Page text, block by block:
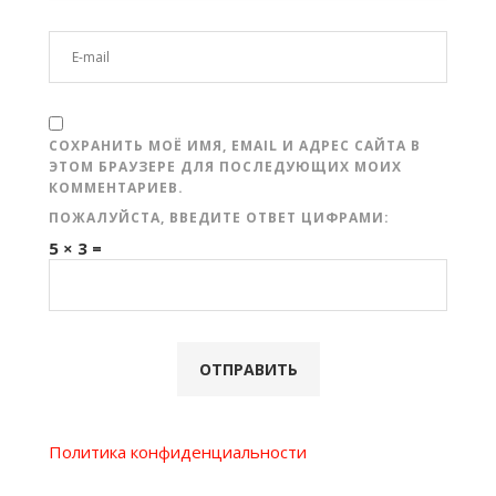
СОХРАНИТЬ МОЁ ИМЯ, EMAIL И АДРЕС САЙТА В
ЭТОМ БРАУЗЕРЕ ДЛЯ ПОСЛЕДУЮЩИХ МОИХ
КОММЕНТАРИЕВ.
ПОЖАЛУЙСТА, ВВЕДИТЕ ОТВЕТ ЦИФРАМИ:
5 × 3 =
Политика конфиденциальности